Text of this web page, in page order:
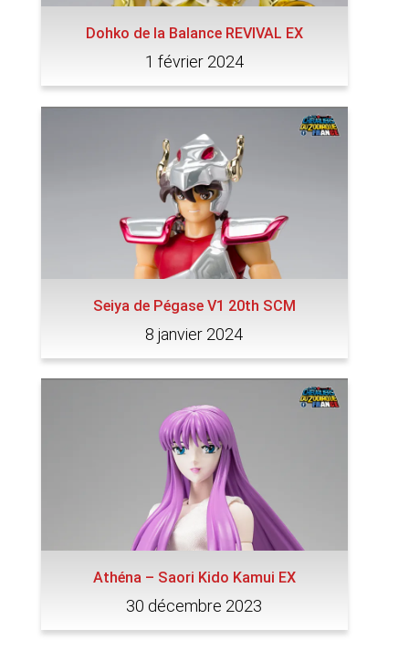
Dohko de la Balance REVIVAL EX
1 février 2024
Seiya de Pégase V1 20th SCM
8 janvier 2024
Athéna – Saori Kido Kamui EX
30 décembre 2023